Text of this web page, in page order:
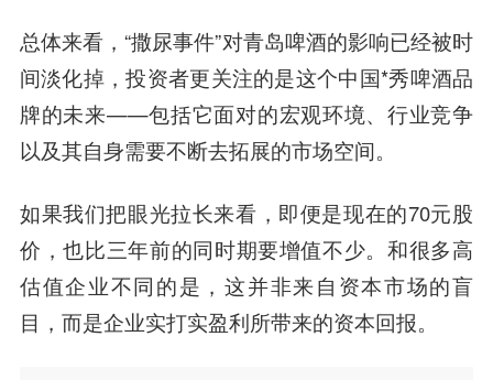
总体来看，“撒尿事件”对青岛啤酒的影响已经被时
间淡化掉，投资者更关注的是这个中国*秀啤酒品
牌的未来——包括它面对的宏观环境、行业竞争
以及其自身需要不断去拓展的市场空间。
如果我们把眼光拉长来看，即便是现在的70元股
价，也比三年前的同时期要增值不少。和很多高
估值企业不同的是，这并非来自资本市场的盲
目，而是企业实打实盈利所带来的资本回报。